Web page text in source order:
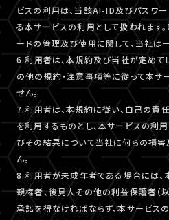
ビスの利用は、当該A!-ID及びパスワ
る本サービスの利用として扱われます
ードの管理及び使用に関して、当社は
6.利用者は、本規約及び当社が定めて
の他の規約・注意事項等に従って本サ
せん。
7.利用者は、本規約に従い、自己の責
を利用するものとし、本サービスの利
びその結果について当社に何らの損
ん。
8.利用者が未成年者である場合には、
親権者、後見人その他の利益保護者（以
承諾を得なければならず、本サービス